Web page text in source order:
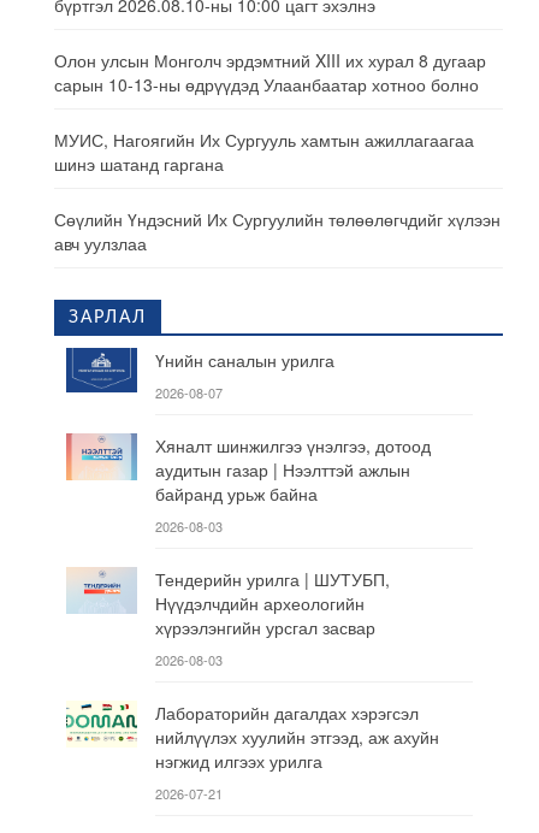
бүртгэл 2026.08.10-ны 10:00 цагт эхэлнэ
Олон улсын Монголч эрдэмтний XIII их хурал 8 дугаар
сарын 10-13-ны өдрүүдэд Улаанбаатар хотноо болно
МУИС, Нагоягийн Их Сургууль хамтын ажиллагаагаа
шинэ шатанд гаргана
Сөүлийн Үндэсний Их Сургуулийн төлөөлөгчдийг хүлээн
авч уулзлаа
ЗАРЛАЛ
Үнийн саналын урилга
2026-08-07
Хяналт шинжилгээ үнэлгээ, дотоод
аудитын газар | Нээлттэй ажлын
байранд урьж байна
2026-08-03
Тендерийн урилга | ШУТУБП,
Нүүдэлчдийн археологийн
хүрээлэнгийн урсгал засвар
2026-08-03
Лабораторийн дагалдах хэрэгсэл
нийлүүлэх хуулийн этгээд, аж ахуйн
нэгжид илгээх урилга
2026-07-21